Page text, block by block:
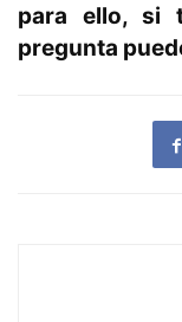
para ello, si
pregunta